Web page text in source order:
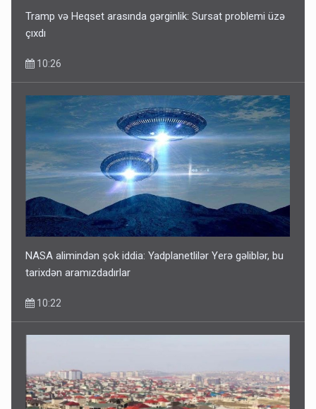
Tramp və Heqset arasında gərginlik: Sursat problemi üzə
çıxdı
10:26
NASA alimindən şok iddia: Yadplanetlilər Yerə gəliblər, bu
tarixdən aramızdadırlar
10:22